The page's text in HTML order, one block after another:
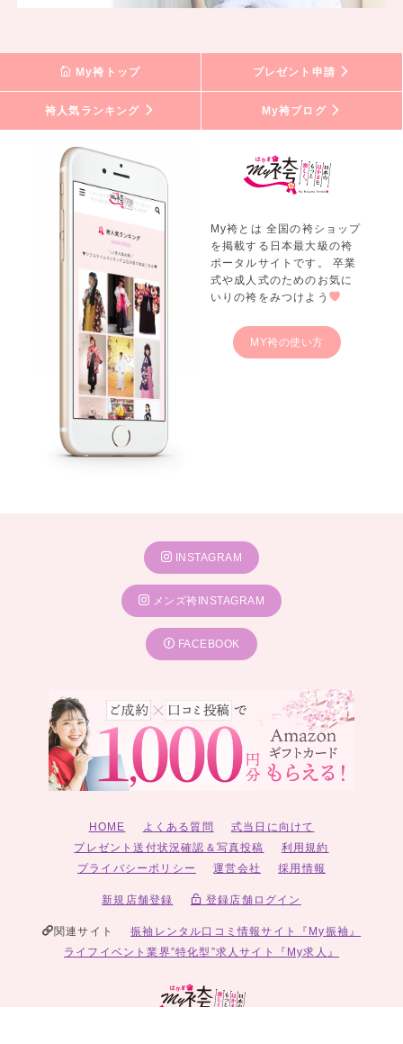
My袴トップ プレゼント申請
袴人気ランキング My袴ブログ
My袴とは 全国の袴ショップ
を掲載する日本最大級の袴
ポータルサイトです。 卒業
式や成人式のためのお気に
いりの袴をみつけよう
MY袴の使い方
INSTAGRAM
メンズ袴INSTAGRAM
FACEBOOK
HOME よくある質問
式当日に向けて
プレゼント送付状況確認＆写真投稿
利用規約
プライバシーポリシー
運営会社 採用情報
新規店舗登録 登録店舗ログイン
関連サイト
振袖レンタル口コミ情報サイト『My振袖』
ライフイベント業界”特化型”求人サイト『My求人』